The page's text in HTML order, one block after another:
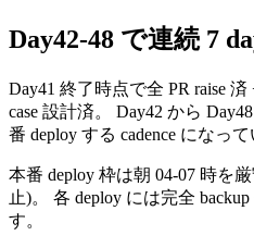
Day42-48 で連続 7
Day41 終了時点で全 PR raise 済
case 設計済。 Day42 から
番 deploy する cadence になって
本番 deploy 枠は朝 04-07 時を
止)。 各 deploy には完全
す。